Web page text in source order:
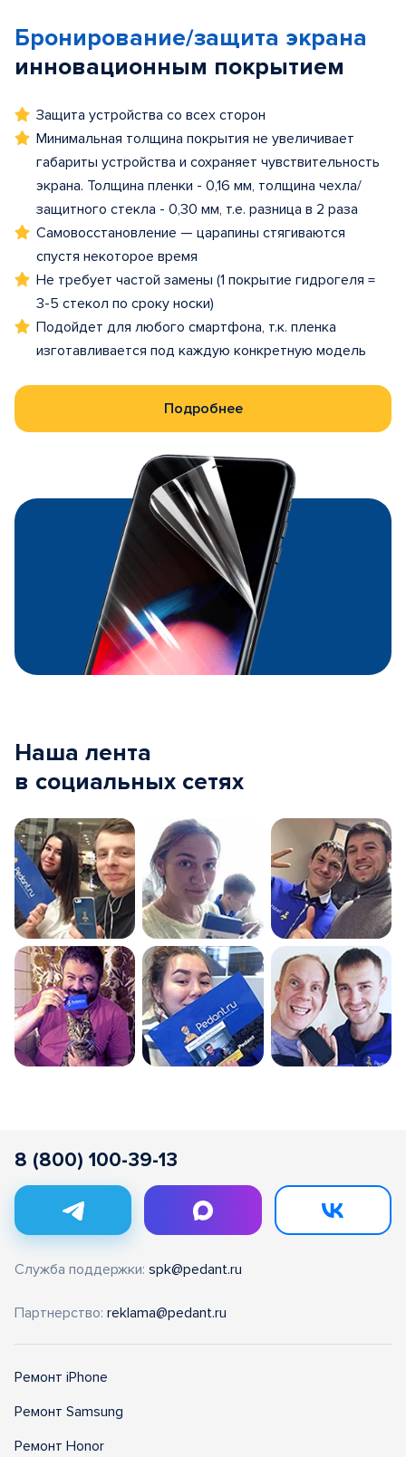
Бронирование/защита экрана
инновационным покрытием
Защита устройства со всех сторон
Минимальная толщина покрытия не увеличивает
габариты устройства и сохраняет чувствительность
экрана. Толщина пленки - 0,16 мм, толщина чехла/
защитного стекла - 0,30 мм, т.е. разница в 2 раза
Самовосстановление — царапины стягиваются
спустя некоторое время
Не требует частой замены (1 покрытие гидрогеля =
3-5 стекол по сроку носки)
Подойдет для любого смартфона, т.к. пленка
изготавливается под каждую конкретную модель
Подробнее
Наша лента
в социальных сетях
8 (800) 100-39-13
Служба поддержки: spk@pedant.ru
Партнерство: reklama@pedant.ru
Ремонт iPhone
Ремонт Samsung
Ремонт Honor